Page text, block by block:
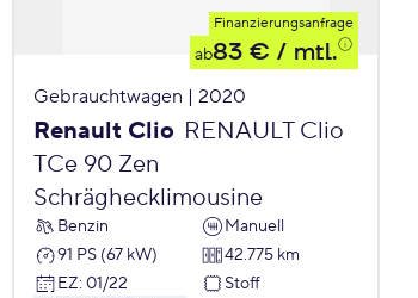
Finanzierungsanfrage
ab83 € / mtl.
Gebrauchtwagen | 2020
Renault Clio RENAULT Clio
TCe 90 Zen
Schräghecklimousine
Benzin
Manuell
91 PS (67 kW)
42.775 km
EZ: 01/22 Stoff